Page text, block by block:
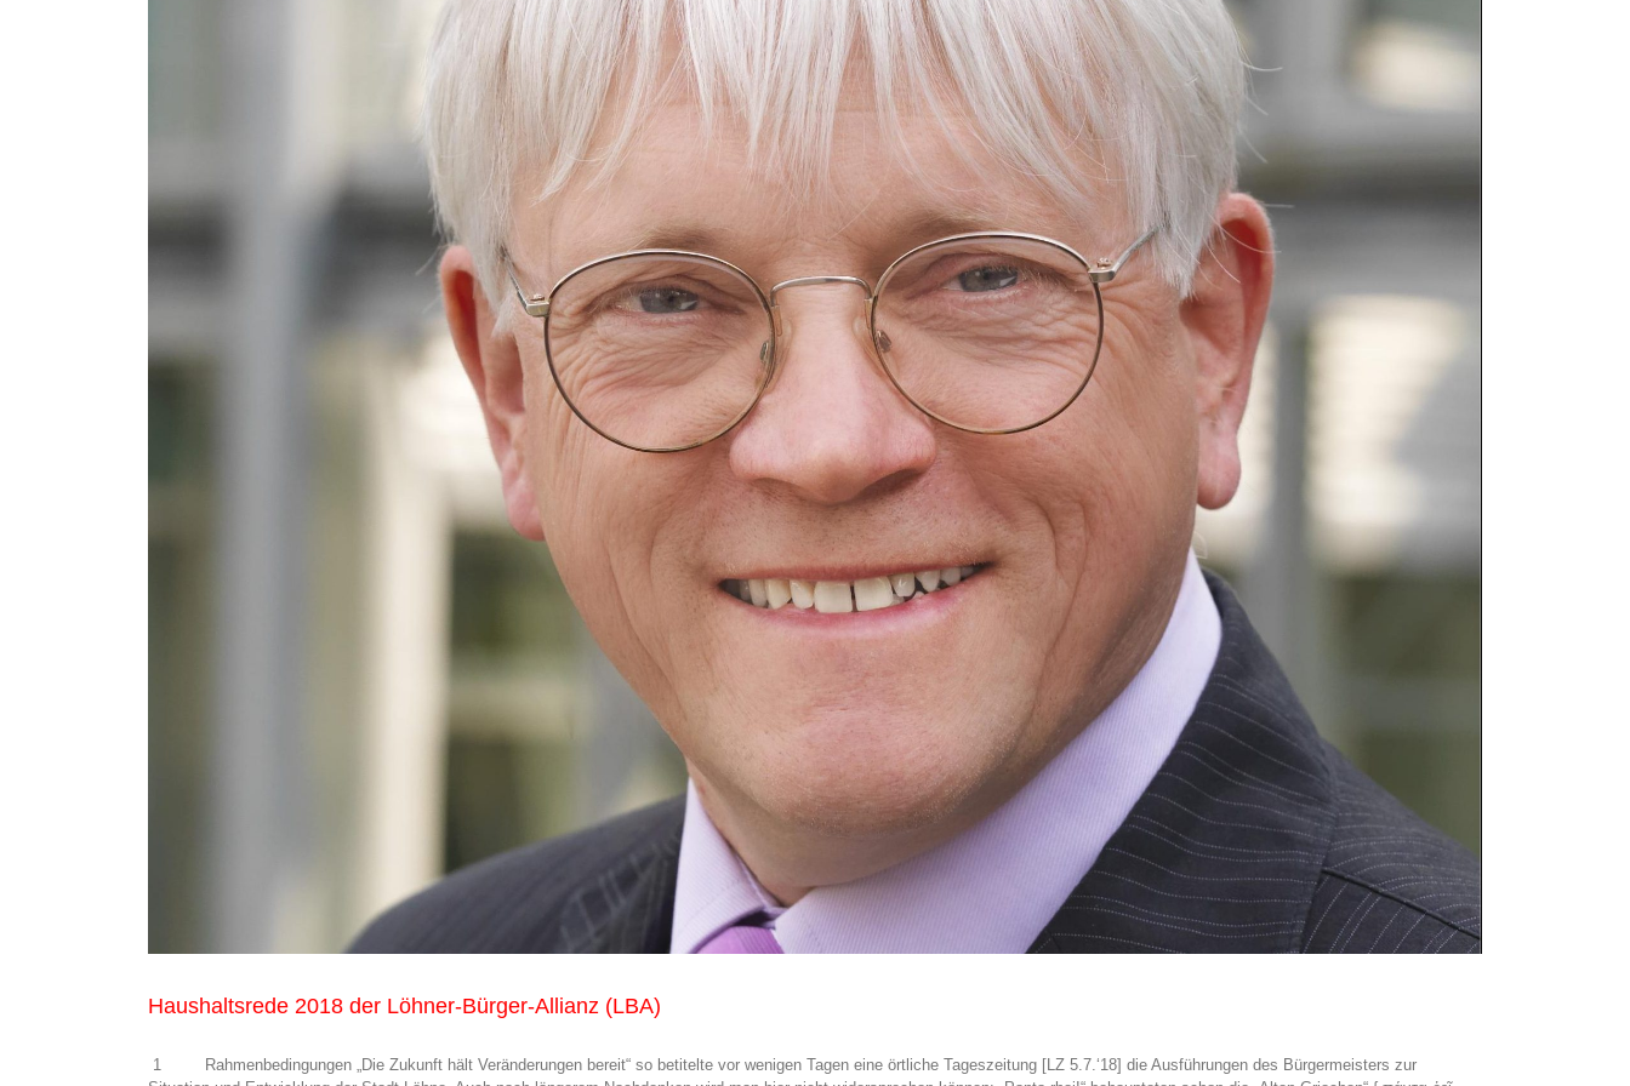
Haushaltsrede 2018 der Löhner-Bürger-Allianz (LBA)
1 Rahmenbedingungen „Die Zukunft hält Veränderungen bereit“ so betitelte vor wenigen Tagen eine örtliche Tageszeitung [LZ 5.7.‘18] die Ausführungen des Bürgermeisters zur